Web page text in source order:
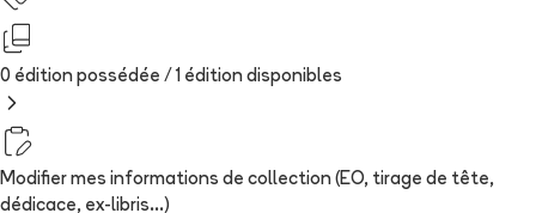
0 édition possédée / 1 édition disponibles
Modifier mes informations de collection (EO, tirage de tête,
dédicace, ex-libris...)